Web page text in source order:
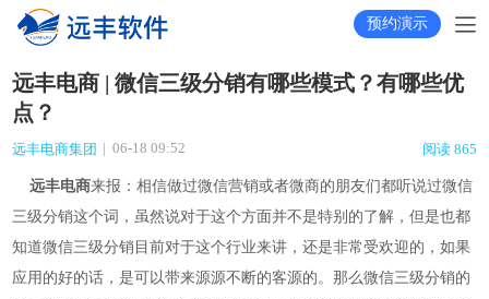
预约演示
远丰电商 | 微信三级分销有哪些模式？有哪些优
点？
远丰电商集团 | 06-18 09:52 阅读 865
远丰电商来报：相信做过微信营销或者微商的朋友们都听说过微信
三级分销这个词，虽然说对于这个方面并不是特别的了解，但是也都
知道微信三级分销目前对于这个行业来讲，还是非常受欢迎的，如果
应用的好的话，是可以带来源源不断的客源的。那么微信三级分销的